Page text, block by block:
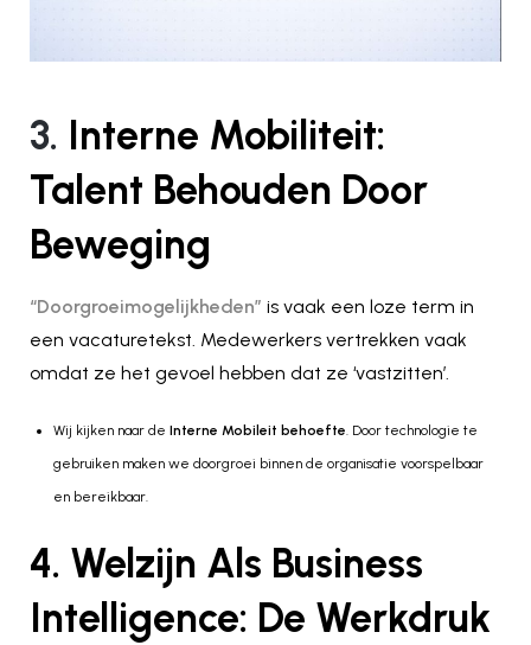
3. Interne Mobiliteit:
Talent Behouden Door
Beweging
“Doorgroeimogelijkheden” is vaak een loze term in
een vacaturetekst. Medewerkers vertrekken vaak
omdat ze het gevoel hebben dat ze ‘vastzitten’.
Wij kijken naar de Interne Mobileit behoefte. Door technologie te
gebruiken maken we doorgroei binnen de organisatie voorspelbaar
en bereikbaar.
4. Welzijn Als Business
Intelligence: De Werkdruk